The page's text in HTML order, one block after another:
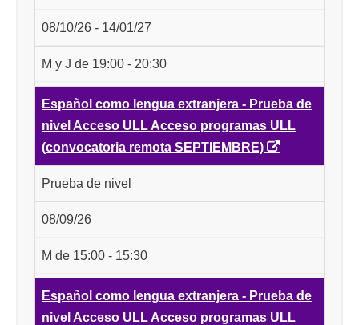
08/10/26 - 14/01/27
M y J de 19:00 - 20:30
Español como lengua extranjera - Prueba de
nivel Acceso ULL Acceso programas ULL
(convocatoria remota SEPTIEMBRE)
Prueba de nivel
08/09/26
M de 15:00 - 15:30
Español como lengua extranjera - Prueba de
nivel Acceso ULL Acceso programas ULL